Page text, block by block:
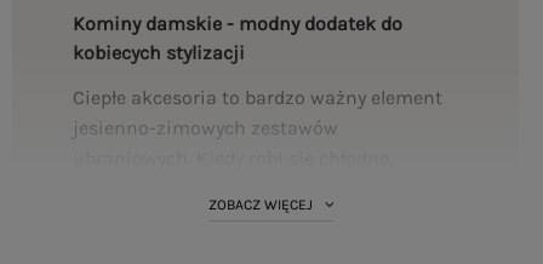
Kominy damskie - modny dodatek do
kobiecych stylizacji
Ciepłe akcesoria to bardzo ważny element
jesienno-zimowych zestawów
wybierając w naszym sklepie modny, ciepły
ZOBACZ WIĘCEJ